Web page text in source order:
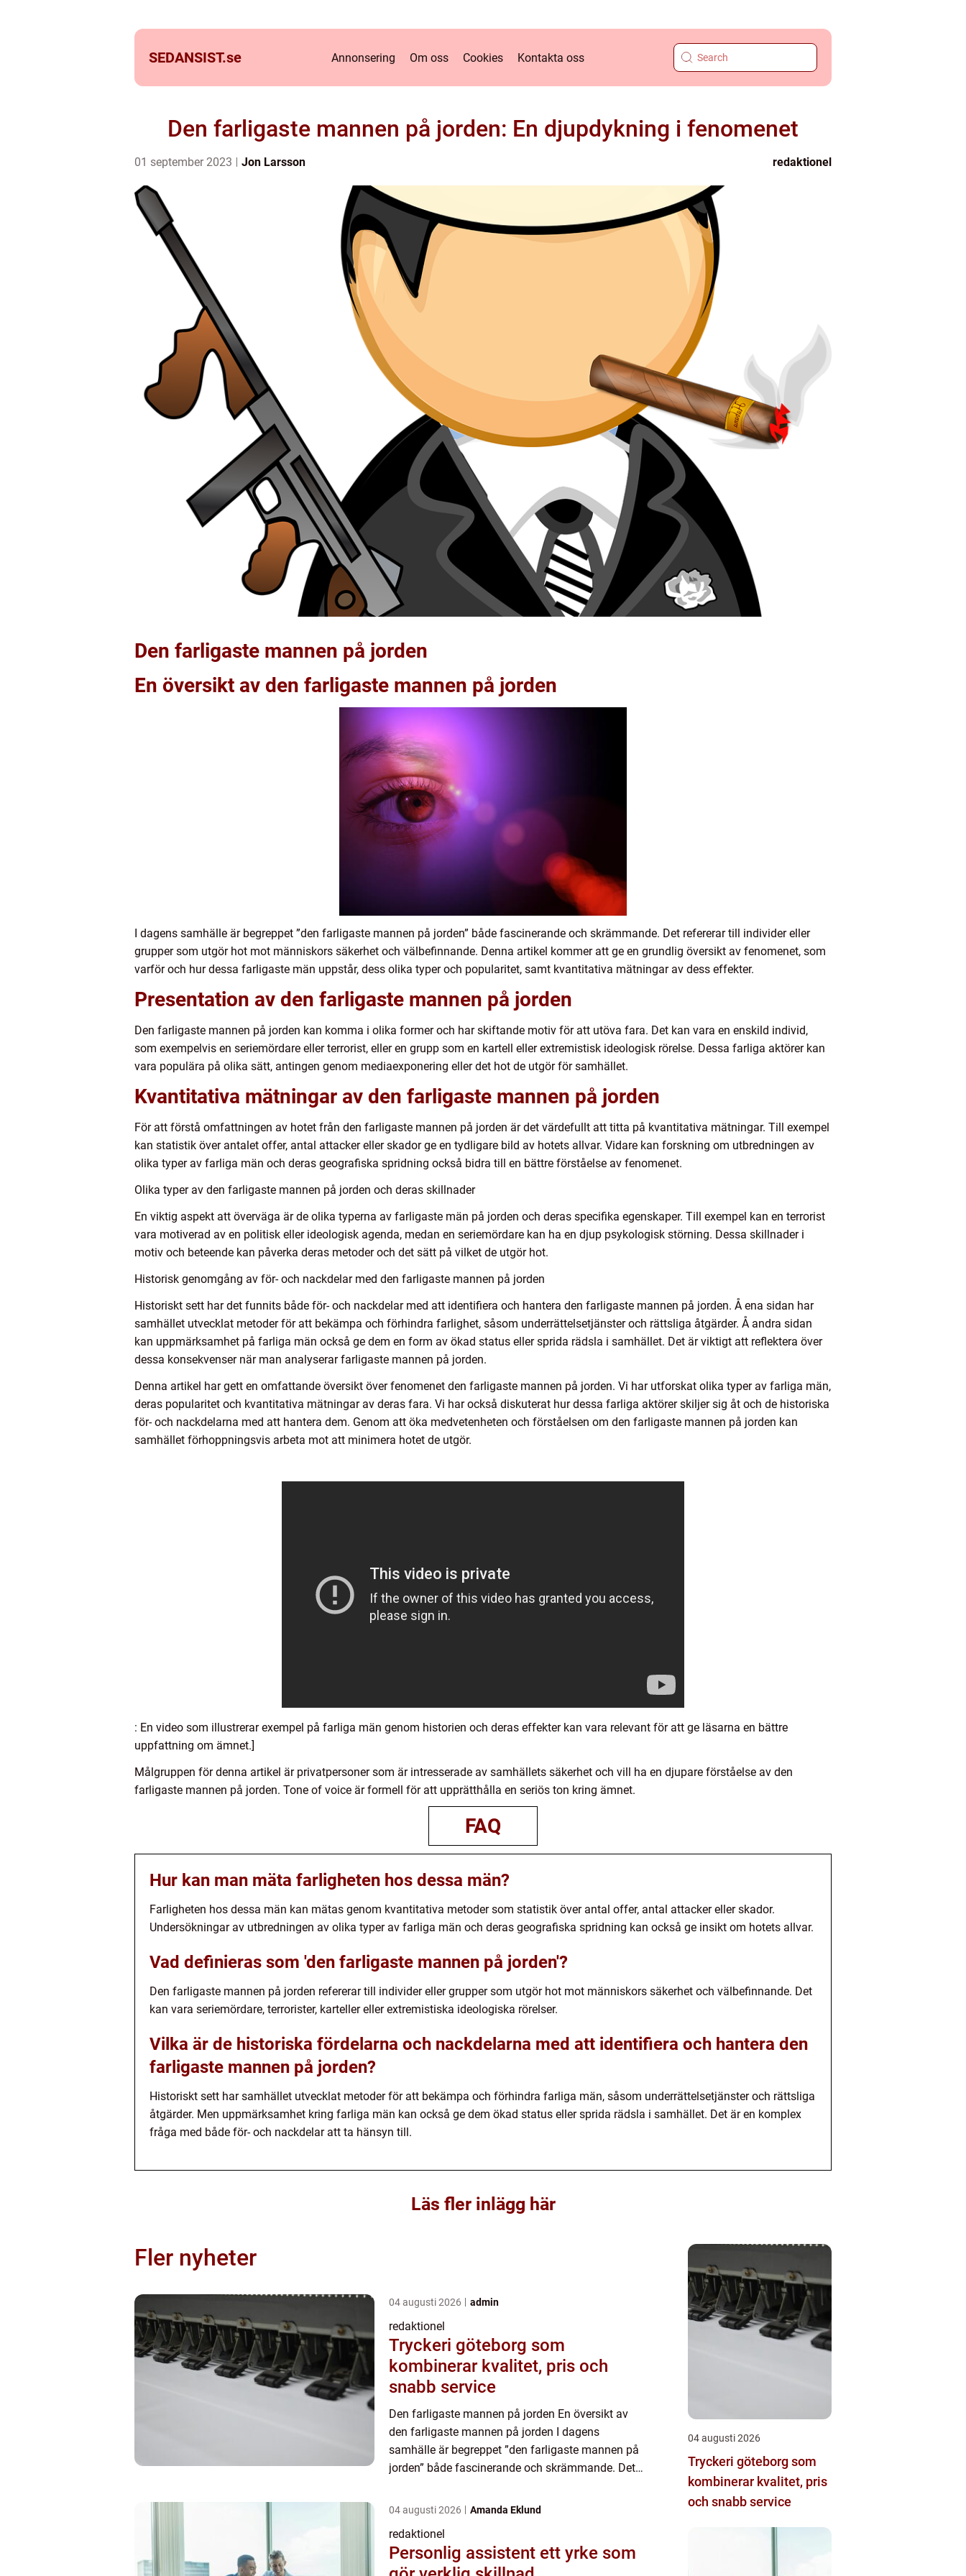
SEDANSIST.se Annonsering Om oss Cookies Kontakta oss
Den farligaste mannen på jorden: En djupdykning i fenomenet
01 september 2023 Jon Larsson redaktionel
Den farligaste mannen på jorden
En översikt av den farligaste mannen på jorden
I dagens samhälle är begreppet ”den farligaste mannen på jorden” både fascinerande och skrämmande. Det refererar till individer eller
grupper som utgör hot mot människors säkerhet och välbefinnande. Denna artikel kommer att ge en grundlig översikt av fenomenet, som
varför och hur dessa farligaste män uppstår, dess olika typer och popularitet, samt kvantitativa mätningar av dess effekter.
Presentation av den farligaste mannen på jorden
Den farligaste mannen på jorden kan komma i olika former och har skiftande motiv för att utöva fara. Det kan vara en enskild individ,
som exempelvis en seriemördare eller terrorist, eller en grupp som en kartell eller extremistisk ideologisk rörelse. Dessa farliga aktörer kan
vara populära på olika sätt, antingen genom mediaexponering eller det hot de utgör för samhället.
Kvantitativa mätningar av den farligaste mannen på jorden
För att förstå omfattningen av hotet från den farligaste mannen på jorden är det värdefullt att titta på kvantitativa mätningar. Till exempel
kan statistik över antalet offer, antal attacker eller skador ge en tydligare bild av hotets allvar. Vidare kan forskning om utbredningen av
olika typer av farliga män och deras geografiska spridning också bidra till en bättre förståelse av fenomenet.
Olika typer av den farligaste mannen på jorden och deras skillnader
En viktig aspekt att överväga är de olika typerna av farligaste män på jorden och deras specifika egenskaper. Till exempel kan en terrorist
vara motiverad av en politisk eller ideologisk agenda, medan en seriemördare kan ha en djup psykologisk störning. Dessa skillnader i
motiv och beteende kan påverka deras metoder och det sätt på vilket de utgör hot.
Historisk genomgång av för- och nackdelar med den farligaste mannen på jorden
Historiskt sett har det funnits både för- och nackdelar med att identifiera och hantera den farligaste mannen på jorden. Å ena sidan har
samhället utvecklat metoder för att bekämpa och förhindra farlighet, såsom underrättelsetjänster och rättsliga åtgärder. Å andra sidan
kan uppmärksamhet på farliga män också ge dem en form av ökad status eller sprida rädsla i samhället. Det är viktigt att reflektera över
dessa konsekvenser när man analyserar farligaste mannen på jorden.
Denna artikel har gett en omfattande översikt över fenomenet den farligaste mannen på jorden. Vi har utforskat olika typer av farliga män,
deras popularitet och kvantitativa mätningar av deras fara. Vi har också diskuterat hur dessa farliga aktörer skiljer sig åt och de historiska
för- och nackdelarna med att hantera dem. Genom att öka medvetenheten och förståelsen om den farligaste mannen på jorden kan
samhället förhoppningsvis arbeta mot att minimera hotet de utgör.
: En video som illustrerar exempel på farliga män genom historien och deras effekter kan vara relevant för att ge läsarna en bättre
uppfattning om ämnet.]
Målgruppen för denna artikel är privatpersoner som är intresserade av samhällets säkerhet och vill ha en djupare förståelse av den
farligaste mannen på jorden. Tone of voice är formell för att upprätthålla en seriös ton kring ämnet.
FAQ
Hur kan man mäta farligheten hos dessa män?
Farligheten hos dessa män kan mätas genom kvantitativa metoder som statistik över antal offer, antal attacker eller skador.
Undersökningar av utbredningen av olika typer av farliga män och deras geografiska spridning kan också ge insikt om hotets allvar.
Vad definieras som 'den farligaste mannen på jorden'?
Den farligaste mannen på jorden refererar till individer eller grupper som utgör hot mot människors säkerhet och välbefinnande. Det
kan vara seriemördare, terrorister, karteller eller extremistiska ideologiska rörelser.
Vilka är de historiska fördelarna och nackdelarna med att identifiera och hantera den
farligaste mannen på jorden?
Historiskt sett har samhället utvecklat metoder för att bekämpa och förhindra farliga män, såsom underrättelsetjänster och rättsliga
åtgärder. Men uppmärksamhet kring farliga män kan också ge dem ökad status eller sprida rädsla i samhället. Det är en komplex
fråga med både för- och nackdelar att ta hänsyn till.
Läs fler inlägg här
Fler nyheter
04 augusti 2026 admin
redaktionel
Tryckeri göteborg som
kombinerar kvalitet, pris och
snabb service
Den farligaste mannen på jorden En översikt av
den farligaste mannen på jorden I dagens
samhälle är begreppet ”den farligaste mannen på
jorden” både fascinerande och skrämmande. Det
mot...
04 augusti 2026 Amanda Eklund
redaktionel
Personlig assistent ett yrke som
04 augusti 2026
Tryckeri göteborg som
kombinerar kvalitet, pris
och snabb service